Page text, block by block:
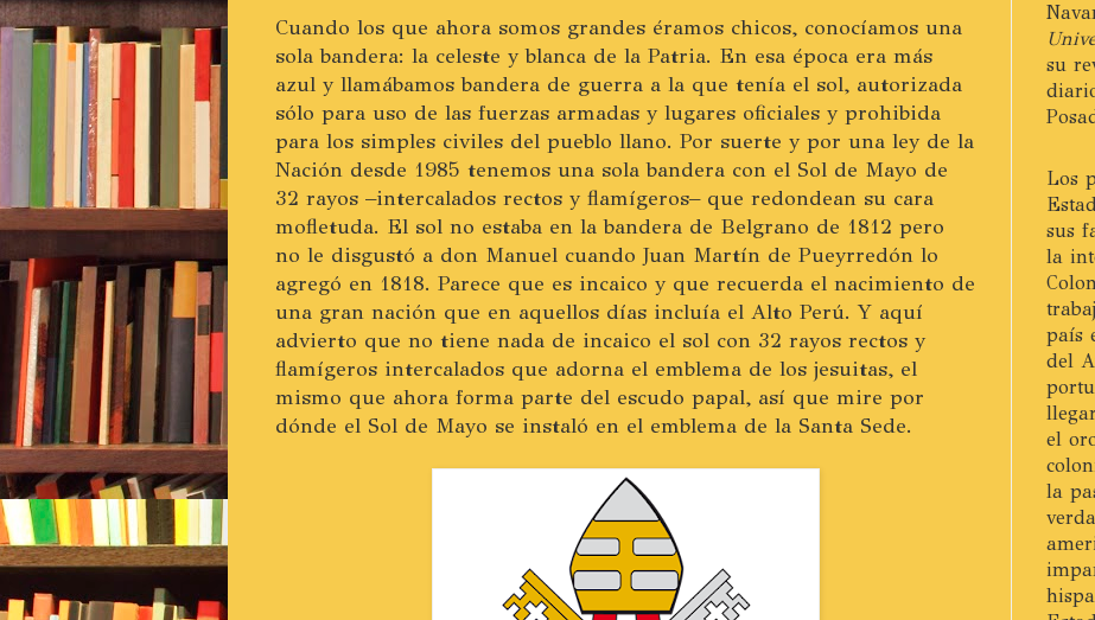
Cuando los que ahora somos grandes éramos chicos, conocíamos una
sola bandera: la celeste y blanca de la Patria. En esa época era más
azul y llamábamos bandera de guerra a la que tenía el sol, autorizada
sólo para uso de las fuerzas armadas y lugares oficiales y prohibida
para los simples civiles del pueblo llano. Por suerte y por una ley de la
Nación desde 1985 tenemos una sola bandera con el Sol de Mayo de
32 rayos –intercalados rectos y flamígeros– que redondean su cara
mofletuda. El sol no estaba en la bandera de Belgrano de 1812 pero
no le disgustó a don Manuel cuando Juan Martín de Pueyrredón lo
agregó en 1818. Parece que es incaico y que recuerda el nacimiento de
una gran nación que en aquellos días incluía el Alto Perú. Y aquí
advierto que no tiene nada de incaico el sol con 32 rayos rectos y
flamígeros intercalados que adorna el emblema de los jesuitas, el
mismo que ahora forma parte del escudo papal, así que mire por
dónde el Sol de Mayo se instaló en el emblema de la Santa Sede.
su
Los
sus
la
país
del
el
la